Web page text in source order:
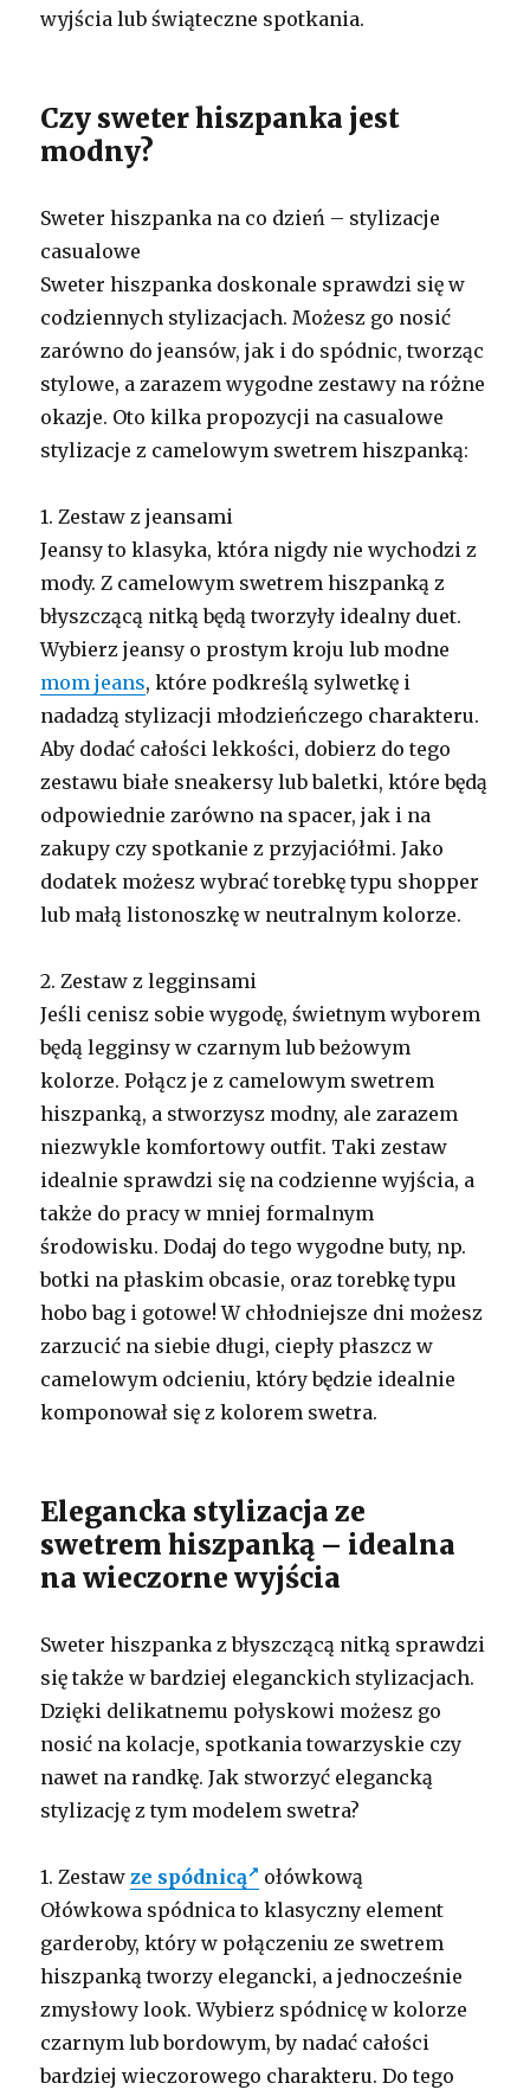
wyjścia lub świąteczne spotkania.
Czy sweter hiszpanka jest
modny?
Sweter hiszpanka na co dzień – stylizacje
casualowe
Sweter hiszpanka doskonale sprawdzi się w
codziennych stylizacjach. Możesz go nosić
zarówno do jeansów, jak i do spódnic, tworząc
stylowe, a zarazem wygodne zestawy na różne
okazje. Oto kilka propozycji na casualowe
stylizacje z camelowym swetrem hiszpanką:
1. Zestaw z jeansami
Jeansy to klasyka, która nigdy nie wychodzi z
mody. Z camelowym swetrem hiszpanką z
błyszczącą nitką będą tworzyły idealny duet.
Wybierz jeansy o prostym kroju lub modne
mom jeans, które podkreślą sylwetkę i
nadadzą stylizacji młodzieńczego charakteru.
Aby dodać całości lekkości, dobierz do tego
zestawu białe sneakersy lub baletki, które będą
odpowiednie zarówno na spacer, jak i na
zakupy czy spotkanie z przyjaciółmi. Jako
dodatek możesz wybrać torebkę typu shopper
lub małą listonoszkę w neutralnym kolorze.
2. Zestaw z legginsami
Jeśli cenisz sobie wygodę, świetnym wyborem
będą legginsy w czarnym lub beżowym
kolorze. Połącz je z camelowym swetrem
hiszpanką, a stworzysz modny, ale zarazem
niezwykle komfortowy outfit. Taki zestaw
idealnie sprawdzi się na codzienne wyjścia, a
także do pracy w mniej formalnym
środowisku. Dodaj do tego wygodne buty, np.
botki na płaskim obcasie, oraz torebkę typu
hobo bag i gotowe! W chłodniejsze dni możesz
zarzucić na siebie długi, ciepły płaszcz w
camelowym odcieniu, który będzie idealnie
komponował się z kolorem swetra.
Elegancka stylizacja ze
swetrem hiszpanką – idealna
na wieczorne wyjścia
Sweter hiszpanka z błyszczącą nitką sprawdzi
się także w bardziej eleganckich stylizacjach.
Dzięki delikatnemu połyskowi możesz go
nosić na kolacje, spotkania towarzyskie czy
nawet na randkę. Jak stworzyć elegancką
stylizację z tym modelem swetra?
1. Zestawze spódnicą
ołówkową
Ołówkowa spódnica to klasyczny element
garderoby, który w połączeniu ze swetrem
hiszpanką tworzy elegancki, a jednocześnie
zmysłowy look. Wybierz spódnicę w kolorze
czarnym lub bordowym, by nadać całości
bardziej wieczorowego charakteru. Do tego